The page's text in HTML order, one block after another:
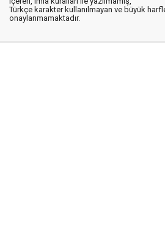
Türkçe karakter kullanılmayan ve büyük
onaylanmamaktadır.